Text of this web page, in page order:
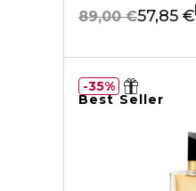
57,85 €
89,00 €
Best Seller
35%